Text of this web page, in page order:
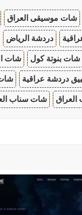
شات موسيقى العراق
دردشة الرياض
شات بنوتة كول شات
دردشة عراقية
شات سناب